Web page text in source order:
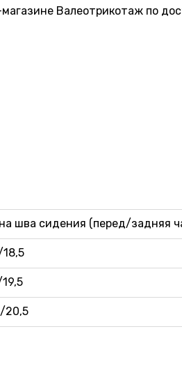
Валеотрикотаж по
шва сидения (перед/задняя
20,5